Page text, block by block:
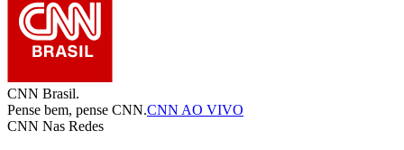
CNN Brasil.
Pense bem, pense CNN.CNN AO VIVO
CNN Nas Redes